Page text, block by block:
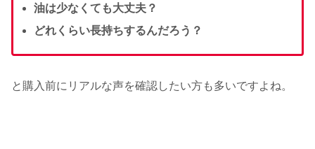
油は少なくても大丈夫？
どれくらい長持ちするんだろう？
と購入前にリアルな声を確認したい方も多いですよね。